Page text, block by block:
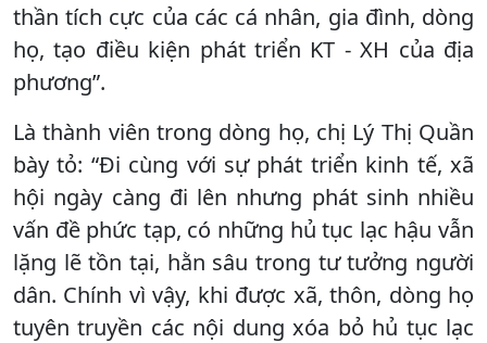
thần tích cực của các cá nhân, gia đình, dòng
họ, tạo điều kiện phát triển KT - XH của địa
phương”.
Là thành viên trong dòng họ, chị Lý Thị Quần
bày tỏ: “Đi cùng với sự phát triển kinh tế, xã
hội ngày càng đi lên nhưng phát sinh nhiều
vấn đề phức tạp, có những hủ tục lạc hậu vẫn
lặng lẽ tồn tại, hằn sâu trong tư tưởng người
dân. Chính vì vậy, khi được xã, thôn, dòng họ
tuyên truyền các nội dung xóa bỏ hủ tục lạc